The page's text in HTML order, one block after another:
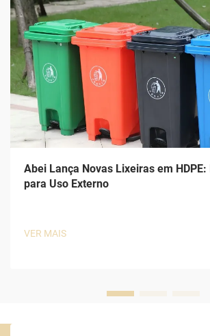
Abei Lança Novas Lixeiras em
para Uso Externo
VER MAIS